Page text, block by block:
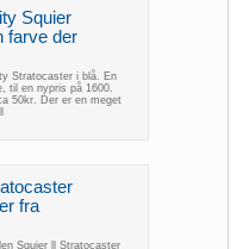
Squier
farve der
Stratocaster i blå. En
til en nypris på 1600.
50kr. Der er en meget
fra
Squier ll Stratocaster